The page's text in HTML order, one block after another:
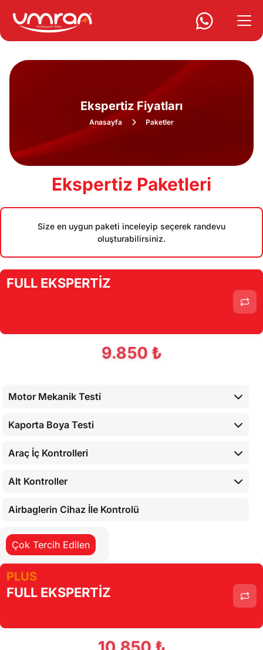
Ekspertiz Fiyatları
Anasayfa Paketler
Ekspertiz Paketleri
Size en uygun paketi inceleyip seçerek randevu
oluşturabilirsiniz.
FULL EKSPERTİZ
9.850 ₺
Motor Mekanik Testi
Kaporta Boya Testi
Araç İç Kontrolleri
Alt Kontroller
Airbaglerin Cihaz İle Kontrolü
Cihaz İle Yapılan Testler
Çok Tercih Edilen
PLUS
FULL EKSPERTİZ